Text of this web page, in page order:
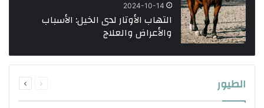
2024-10-14
التهاب الأوتار لدى الخيل: الأسباب
والأعراض والعلاج
الطيور التالية